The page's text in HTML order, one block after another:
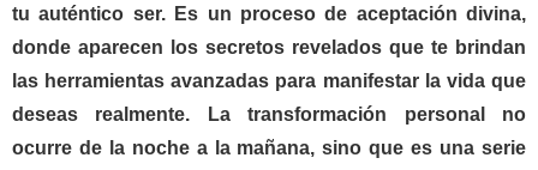
tu auténtico ser. Es un proceso de aceptación divina,
donde aparecen los secretos revelados que te brindan
las herramientas avanzadas para manifestar la vida que
deseas realmente. La transformación personal no
ocurre de la noche a la mañana, sino que es una serie